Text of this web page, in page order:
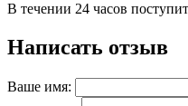
В течении 24 часов
Написать отзыв
Ваше имя: